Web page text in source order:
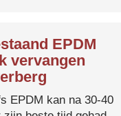
EPDM
vervangen
EPDM kan na 30-40